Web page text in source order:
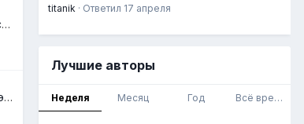
Забор воздуха в компрессор из штатного воздушного фильтра
Положение датчика для электронного манометра.
titanik · Ответил 17 апреля
Лучшие авторы
Неделя Месяц Год Всё время